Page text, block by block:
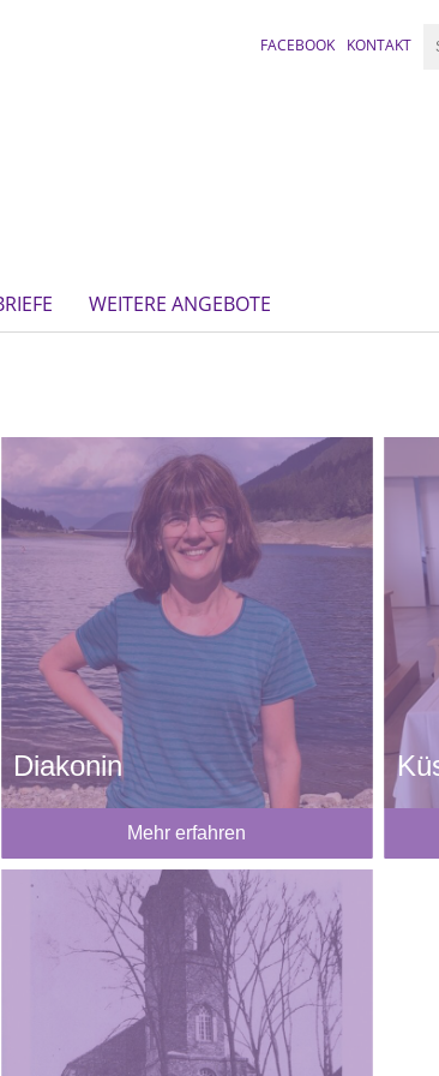
FACEBOOK KONTAKT
WEITERE ANGEBOTE
Diakonin
Mehr erfahren